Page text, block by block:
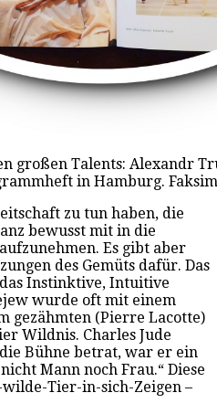
großen Talents: Alexandr
in Hamburg.
zu tun haben, die
bewusst mit in die
Es gibt aber
des Gemüts dafür. Das
Instinktive, Intuitive
wurde oft mit einem
gezähmten (Pierre Lacotte)
Wildnis. Charles Jude
Bühne betrat, war er ein
Mann noch Frau.“ Diese
Tier-in-sich-Zeigen –